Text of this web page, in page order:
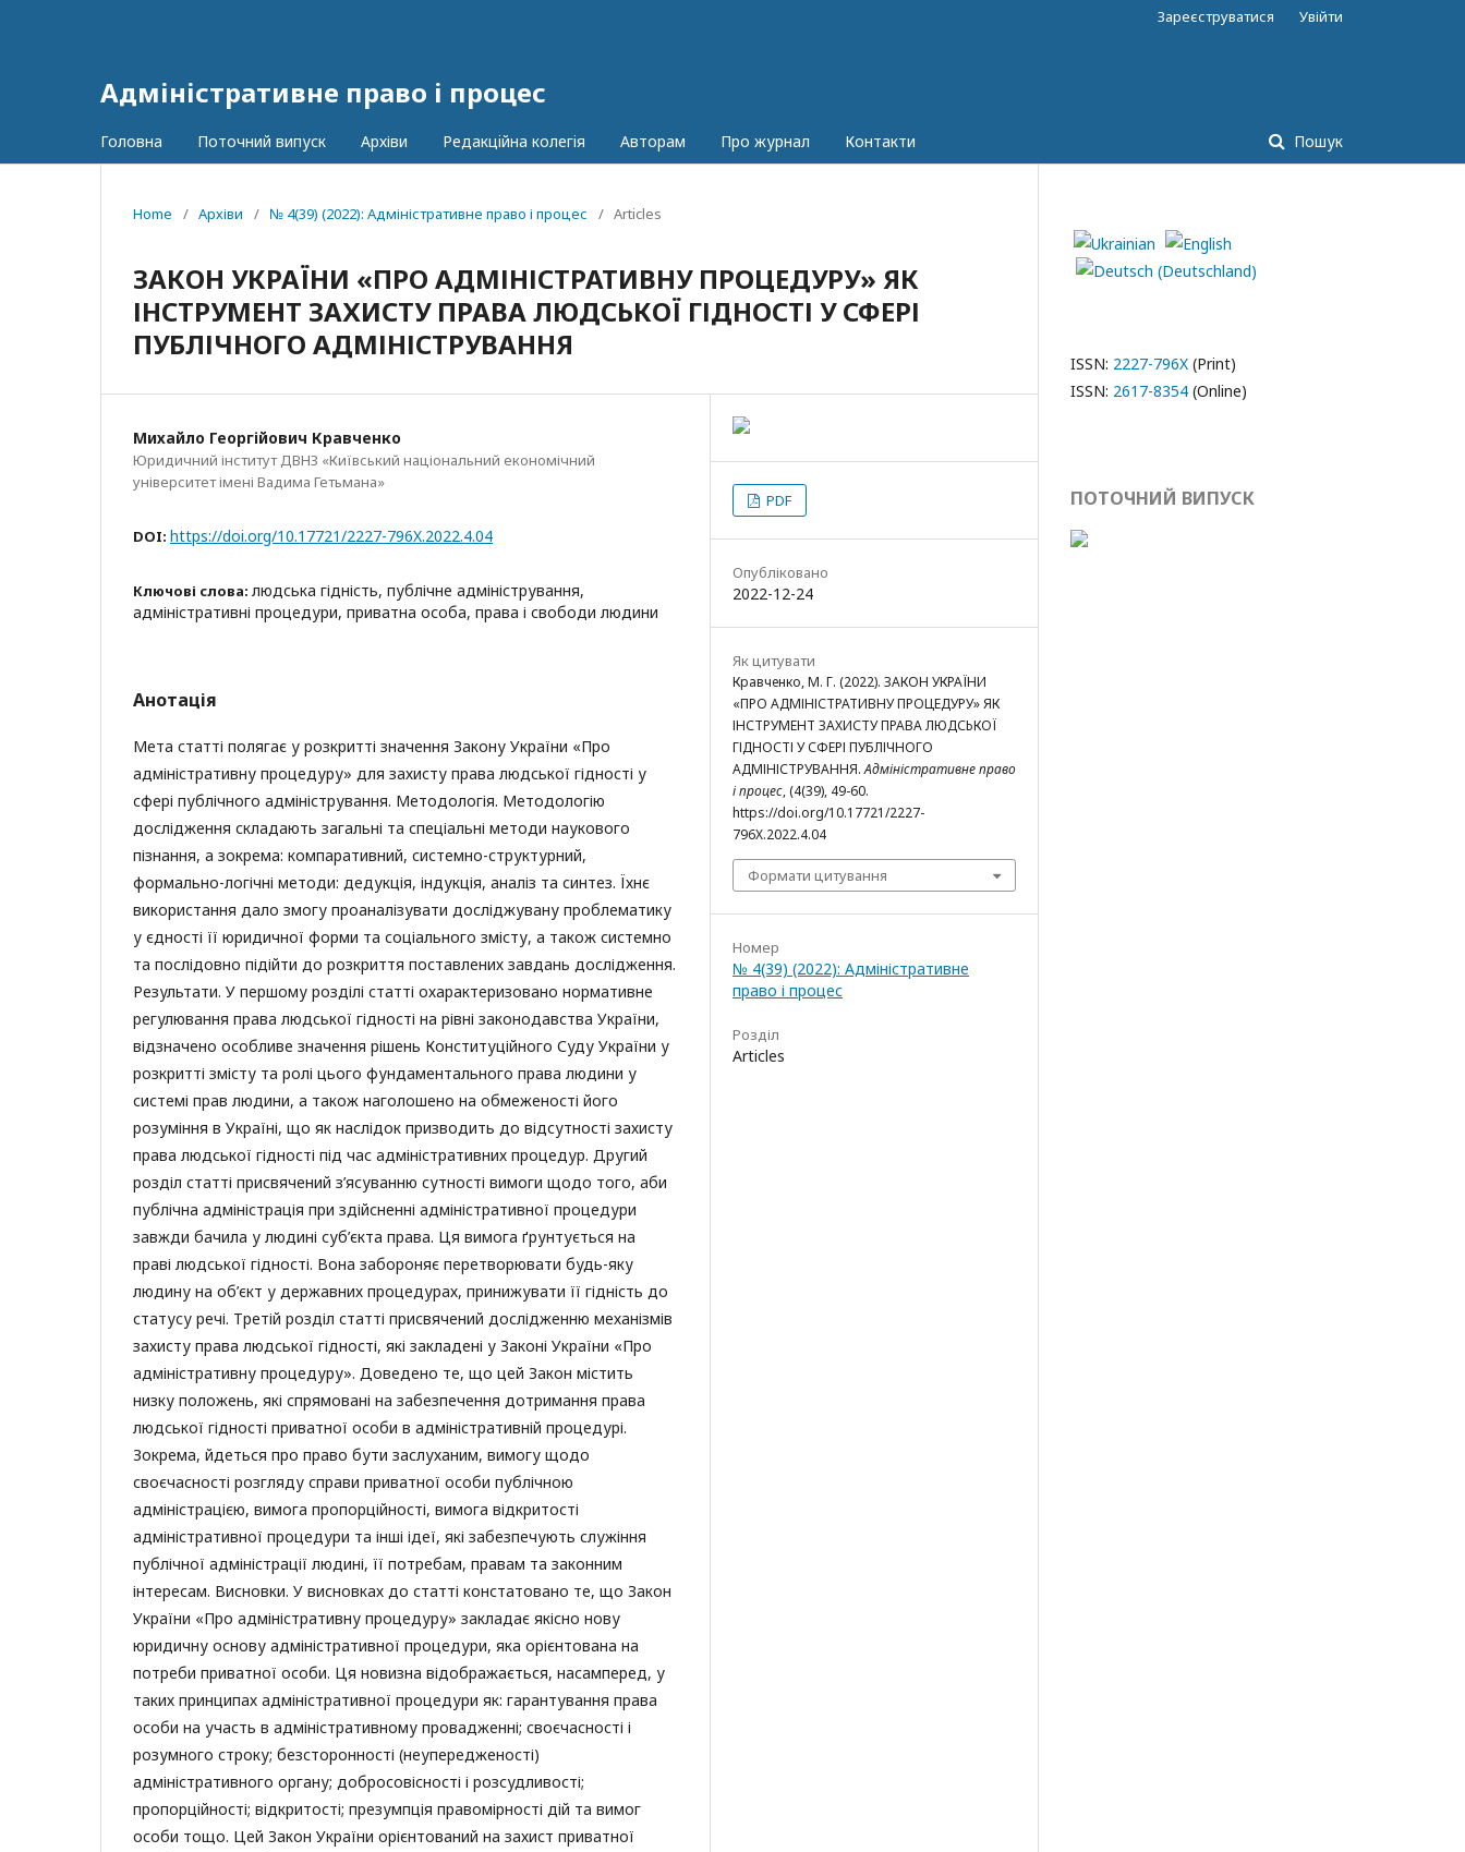
Адміністративне право і процес
Головна Поточний випуск Архіви Редакцiйна колегiя Авторам Про журнал Контакти Пошук
Зареєструватися Увійти
Home / Архіви / № 4(39) (2022): Адміністративне право і процес / Articles
ЗАКОН УКРАЇНИ «ПРО АДМІНІСТРАТИВНУ ПРОЦЕДУРУ» ЯК
ІНСТРУМЕНТ ЗАХИСТУ ПРАВА ЛЮДСЬКОЇ ГІДНОСТІ У СФЕРІ
ПУБЛІЧНОГО АДМІНІСТРУВАННЯ
Михайло Георгійович Кравченко
Юридичний інститут ДВНЗ «Київський національний економічний
університет імені Вадима Гетьмана»
DOI: https://doi.org/10.17721/2227-796X.2022.4.04
Ключові слова: людська гідність, публічне адміністрування,
адміністративні процедури, приватна особа, права і свободи людини
Анотація
Мета статті полягає у розкритті значення Закону України «Про
адміністративну процедуру» для захисту права людської гідності у
сфері публічного адміністрування. Методологія. Методологію
дослідження складають загальні та спеціальні методи наукового
пізнання, а зокрема: компаративний, системно-структурний,
формально-логічні методи: дедукція, індукція, аналіз та синтез. Їхнє
використання дало змогу проаналізувати досліджувану проблематику
у єдності її юридичної форми та соціального змісту, а також системно
та послідовно підійти до розкриття поставлених завдань дослідження.
Результати. У першому розділі статті охарактеризовано нормативне
регулювання права людської гідності на рівні законодавства України,
відзначено особливе значення рішень Конституційного Суду України у
розкритті змісту та ролі цього фундаментального права людини у
системі прав людини, а також наголошено на обмеженості його
розуміння в Україні, що як наслідок призводить до відсутності захисту
права людської гідності під час адміністративних процедур. Другий
розділ статті присвячений з’ясуванню сутності вимоги щодо того, аби
публічна адміністрація при здійсненні адміністративної процедури
завжди бачила у людині суб’єкта права. Ця вимога ґрунтується на
праві людської гідності. Вона забороняє перетворювати будь-яку
людину на об’єкт у державних процедурах, принижувати її гідність до
статусу речі. Третій розділ статті присвячений дослідженню механізмів
захисту права людської гідності, які закладені у Законі України «Про
адміністративну процедуру». Доведено те, що цей Закон містить
низку положень, які спрямовані на забезпечення дотримання права
людської гідності приватної особи в адміністративній процедурі.
Зокрема, йдеться про право бути заслуханим, вимогу щодо
своєчасності розгляду справи приватної особи публічною
адміністрацією, вимога пропорційності, вимога відкритості
адміністративної процедури та інші ідеї, які забезпечують служіння
публічної адміністрації людині, її потребам, правам та законним
інтересам. Висновки. У висновках до статті констатовано те, що Закон
України «Про адміністративну процедуру» закладає якісно нову
юридичну основу адміністративної процедури, яка орієнтована на
потреби приватної особи. Ця новизна відображається, насамперед, у
таких принципах адміністративної процедури як: гарантування права
особи на участь в адміністративному провадженні; своєчасності і
розумного строку; безсторонності (неупередженості)
адміністративного органу; добросовісності і розсудливості;
пропорційності; відкритості; презумпція правомірності дій та вимог
особи тощо. Цей Закон України орієнтований на захист приватної
PDF
Опубліковано
2022-12-24
Як цитувати
Кравченко, М. Г. (2022). ЗАКОН УКРАЇНИ
«ПРО АДМІНІСТРАТИВНУ ПРОЦЕДУРУ» ЯК
ІНСТРУМЕНТ ЗАХИСТУ ПРАВА ЛЮДСЬКОЇ
ГІДНОСТІ У СФЕРІ ПУБЛІЧНОГО
АДМІНІСТРУВАННЯ.Адміністративне право
і процес, (4(39), 49-60.
https://doi.org/10.17721/2227-
796X.2022.4.04
Формати цитування
Номер
№ 4(39) (2022): Адміністративне
право і процес
Розділ
Articles
ISSN: 2227-796X (Print)
ISSN: 2617-8354 (Online)
ПОТОЧНИЙ ВИПУСК